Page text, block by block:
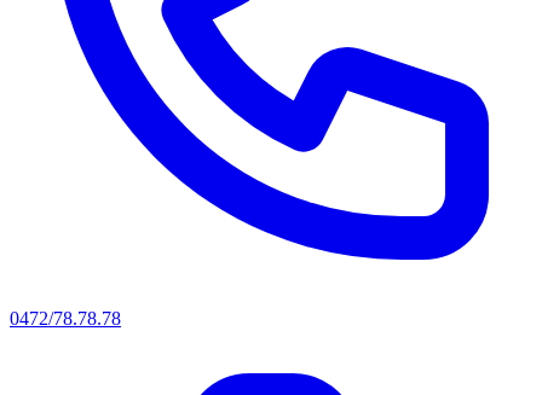
0472/78.78.78